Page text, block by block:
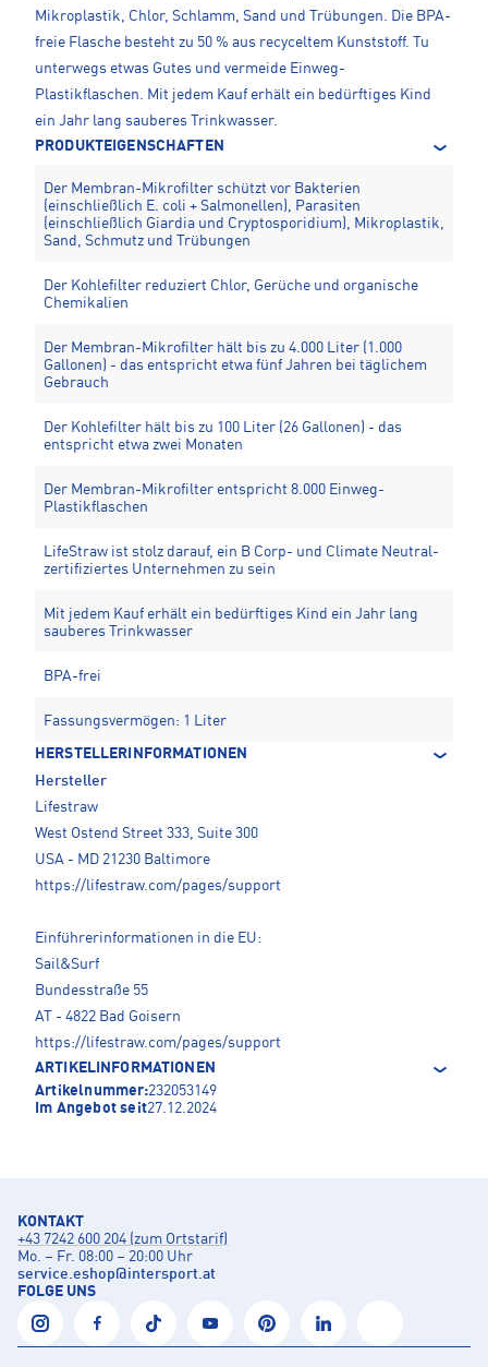
Mikroplastik, Chlor, Schlamm, Sand und Trübungen. Die BPA-
freie Flasche besteht zu 50 % aus recyceltem Kunststoff. Tu
unterwegs etwas Gutes und vermeide Einweg-
Plastikflaschen. Mit jedem Kauf erhält ein bedürftiges Kind
ein Jahr lang sauberes Trinkwasser.
PRODUKTEIGENSCHAFTEN
Der Membran-Mikrofilter schützt vor Bakterien
(einschließlich E. coli + Salmonellen), Parasiten
(einschließlich Giardia und Cryptosporidium), Mikroplastik,
Sand, Schmutz und Trübungen
Der Kohlefilter reduziert Chlor, Gerüche und organische
Chemikalien
Der Membran-Mikrofilter hält bis zu 4.000 Liter (1.000
Gallonen) - das entspricht etwa fünf Jahren bei täglichem
Gebrauch
Der Kohlefilter hält bis zu 100 Liter (26 Gallonen) - das
entspricht etwa zwei Monaten
Der Membran-Mikrofilter entspricht 8.000 Einweg-
Plastikflaschen
LifeStraw ist stolz darauf, ein B Corp- und Climate Neutral-
zertifiziertes Unternehmen zu sein
Mit jedem Kauf erhält ein bedürftiges Kind ein Jahr lang
sauberes Trinkwasser
BPA-frei
Fassungsvermögen: 1 Liter
HERSTELLERINFORMATIONEN
Hersteller
Lifestraw
West Ostend Street 333, Suite 300
USA - MD 21230 Baltimore
https://lifestraw.com/pages/support
Einführerinformationen in die EU:
Sail&Surf
Bundesstraße 55
AT - 4822 Bad Goisern
https://lifestraw.com/pages/support
ARTIKELINFORMATIONEN
Artikelnummer:232053149
Im Angebot seit27.12.2024
KONTAKT
+43 7242 600 204 (zum Ortstarif)
Mo. – Fr. 08:00 – 20:00 Uhr
service.eshop@intersport.at
FOLGE UNS